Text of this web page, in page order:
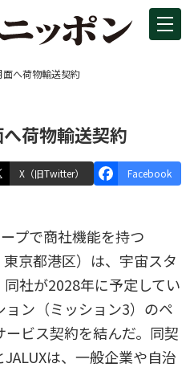
面へ荷物輸送契約
荷物輸送契約
X（旧Twitter） Facebook
プで商社機能を持つ
京都港区）は、宇宙スタ
社が2028年に予定してい
ン（ミッション3）のペ
ビス契約を結んだ。同契
は、一般企業や自治